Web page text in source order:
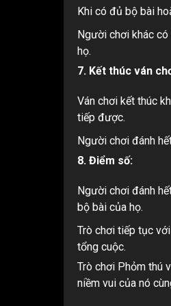
Khi có đủ bộ bài
Người chơi khác
họ.
7. Kết thúc ván
Ván chơi kết thúc
tiếp được.
Người chơi đánh
8. Điểm số:
Người chơi đánh
bộ bài của họ.
Trò chơi tiếp tục
tổng cuộc.
Trò chơi Phỏm thú
niềm vui của nó